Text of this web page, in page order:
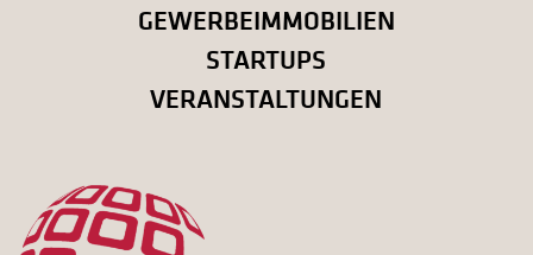
GEWERBEIMMOBILIEN
STARTUPS
VERANSTALTUNGEN